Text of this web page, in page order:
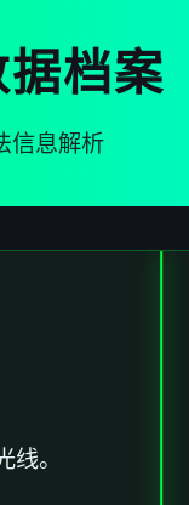
档案
信息解析
。